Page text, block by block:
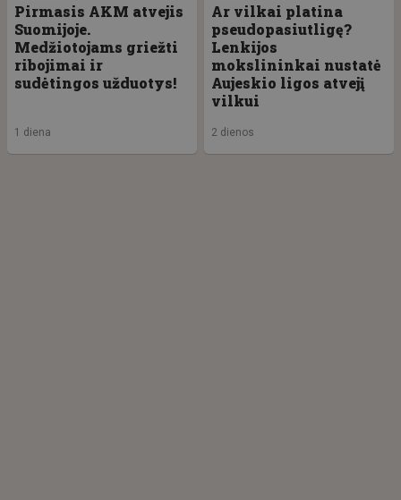
Pirmasis AKM atvejis
Suomijoje.
Medžiotojams griežti
ribojimai ir
sudėtingos užduotys!
1 diena
Ar vilkai platina
pseudopasiutligę?
Lenkijos
mokslininkai nustatė
Aujeskio ligos atvejį
vilkui
2 dienos